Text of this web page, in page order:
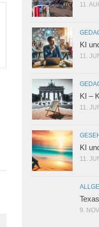
11.
KI
11.
KI –
11.
KI
11.
9.